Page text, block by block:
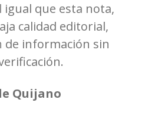
igual que esta nota,
calidad editorial,
de información sin
Quijano